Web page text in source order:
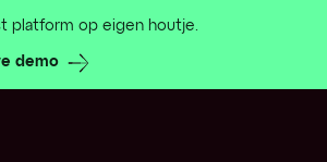
platform op eigen houtje.
demo